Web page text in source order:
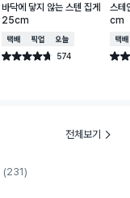
바닥에 닿지 않는 스텐 집게
25cm
택배배송매장픽업오늘배송
별점 4.7점 574
건 작성
스테
cm
택배
별점
전체보기
(231)